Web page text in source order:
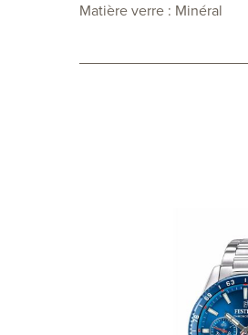
Matière verre : Minéral